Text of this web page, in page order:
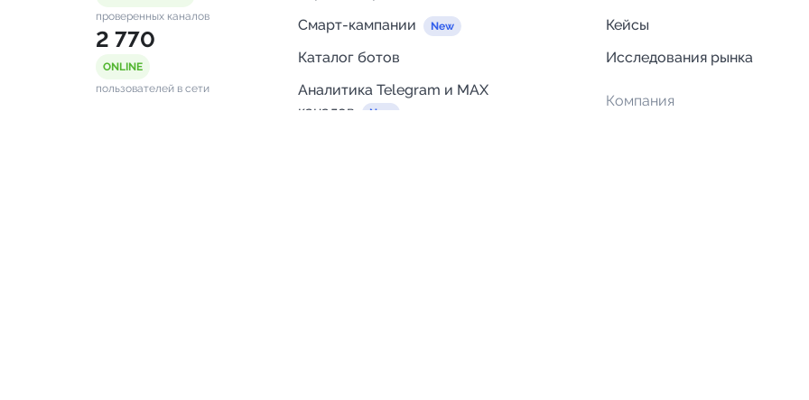
проверенных каналов
2 770
ONLINE
пользователей в сети
Смарт-кампании
Каталог ботов
Аналитика Telegram и MAX
каналов
Кейсы
Исследования рынка
Компания